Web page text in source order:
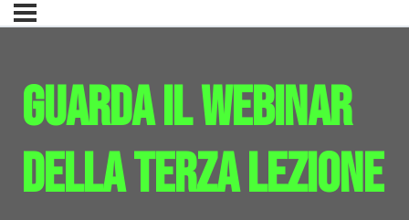
Guarda il webinar
della terza lezione